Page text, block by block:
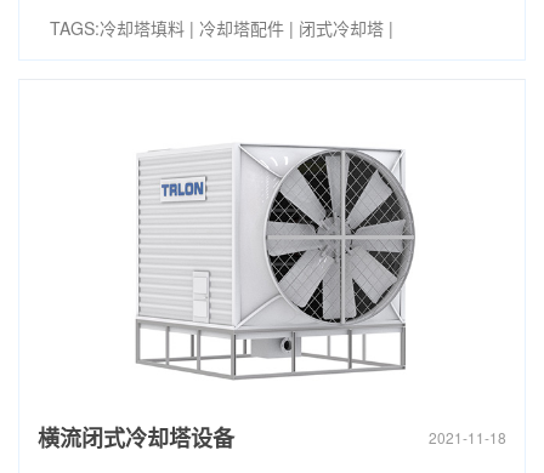
TAGS:冷却塔填料 | 冷却塔配件 | 闭式冷却塔 |
横流闭式冷却塔设备 2021-11-18